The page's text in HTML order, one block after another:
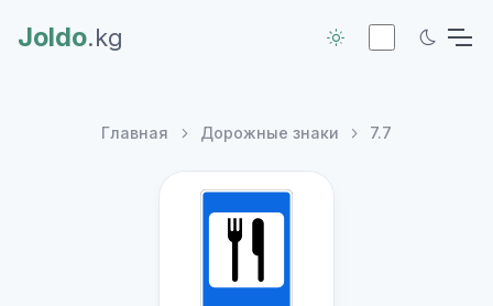
Joldo.kg
Главная Дорожные знаки 7.7